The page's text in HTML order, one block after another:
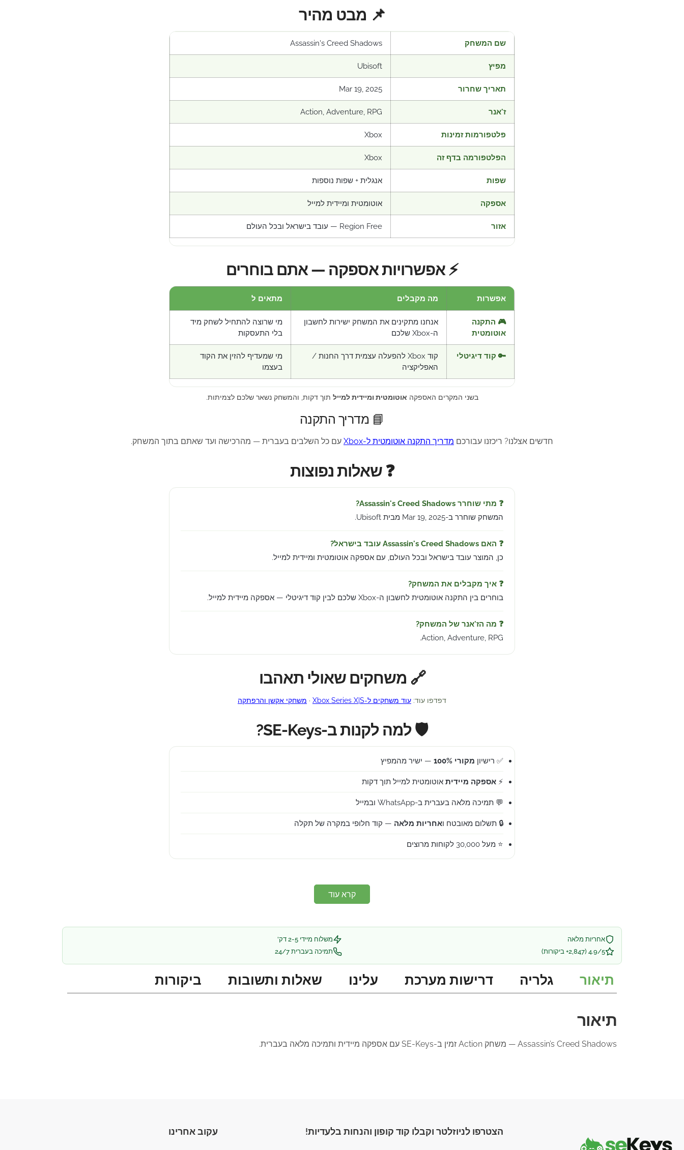
📌 מבט מהיר
שם המשחק Assassin's Creed Shadows
מפיץ Ubisoft
תאריך שחרור Mar 19, 2025
ז'אנר Action, Adventure, RPG
פלטפורמות זמינות Xbox
הפלטפורמה בדף זה Xbox
שפות אנגלית + שפות נוספות
אספקה אוטומטית ומיידית למייל
אזור Region Free — עובד בישראל ובכל העולם
⚡ אפשרויות אספקה — אתם בוחרים
אפשרות מה מקבלים מתאים ל
🎮 התקנה
אוטומטית
אנחנו מתקינים את המשחק ישירות לחשבון
ה-Xbox שלכם
מי שרוצה להתחיל לשחק מיד
בלי התעסקות
🔑 קוד דיגיטלי
קוד Xbox להפעלה עצמית דרך החנות /
האפליקציה
מי שמעדיף להזין את הקוד
בעצמו
בשני המקרים האספקה אוטומטית ומיידית למייל תוך דקות, והמשחק נשאר שלכם לצמיתות.
📘 מדריך התקנה
חדשים אצלנו? ריכזנו עבורכם מדריך התקנה אוטומטית ל-Xbox עם כל השלבים בעברית — מהרכישה ועד שאתם בתוך המשחק.
❓ שאלות נפוצות
❓ מתי שוחרר Assassin's Creed Shadows?
המשחק שוחרר ב-Mar 19, 2025 מבית Ubisoft.
❓ האם Assassin's Creed Shadows עובד בישראל?
כן, המוצר עובד בישראל ובכל העולם, עם אספקה אוטומטית ומיידית למייל.
❓ איך מקבלים את המשחק?
בוחרים בין התקנה אוטומטית לחשבון ה-Xbox שלכם לבין קוד דיגיטלי — אספקה מיידית למייל.
❓ מה הז'אנר של המשחק?
Action, Adventure, RPG.
🔗 משחקים שאולי תאהבו
דפדפו עוד: עוד משחקים ל-Xbox Series X|S · משחקי אקשן והרפתקה
🛡️ למה לקנות ב-SE-Keys?
✅ רישיון מקורי 100% — ישיר מהמפיץ
⚡ אספקה מיידית אוטומטית למייל תוך דקות
💬 תמיכה מלאה בעברית ב-WhatsApp ובמייל
🔒 תשלום מאובטח ואחריות מלאה — קוד חלופי במקרה של תקלה
⭐ מעל 30,000 לקוחות מרוצים
קרא עוד
אחריות מלאה
משלוח מיידי 2-5 דק'
4.9/5 (2,847+ ביקורות)
תמיכה בעברית 24/7
תיאור גלריה דרישות מערכת עלינו שאלות ותשובות ביקורות
תיאור
Assassin’s Creed Shadows — משחק Action זמין ב-SE-Keys עם אספקה מיידית ותמיכה מלאה בעברית.
הצטרפו לניוזלטר וקבלו קוד קופון והנחות בלעדיות! עקוב אחרינו